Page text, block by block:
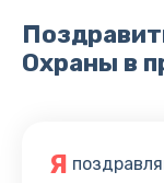
Охраны в
Я